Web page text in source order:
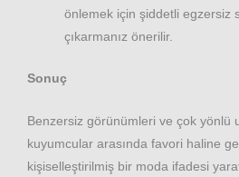
önlemek için şiddetli egzersiz
çıkarmanız önerilir.
Sonuç
Benzersiz görünümleri ve çok yönlü
kuyumcular arasında favori haline
kişiselleştirilmiş bir moda ifadesi